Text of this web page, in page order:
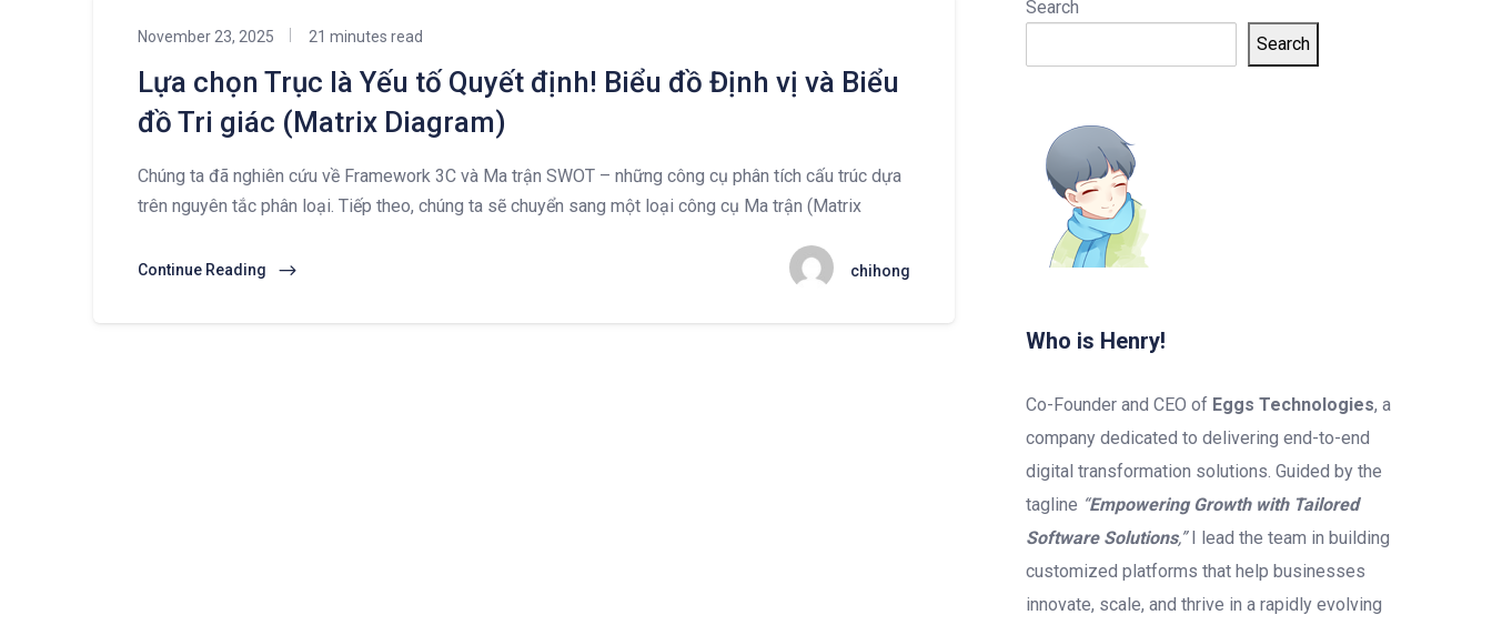
November 23, 2025 21 minutes read
Lựa chọn Trục là Yếu tố Quyết định! Biểu đồ Định vị và Biểu
đồ Tri giác (Matrix Diagram)
Chúng ta đã nghiên cứu về Framework 3C và Ma trận SWOT – những công cụ phân tích cấu trúc dựa
trên nguyên tắc phân loại. Tiếp theo, chúng ta sẽ chuyển sang một loại công cụ Ma trận (Matrix
Continue Reading chihong
Search
Search
Who is Henry!
Co-Founder and CEO of Eggs Technologies, a
company dedicated to delivering end-to-end
digital transformation solutions. Guided by the
tagline “Empowering Growth with Tailored
Software Solutions,”I lead the team in building
customized platforms that help businesses
innovate, scale, and thrive in a rapidly evolving